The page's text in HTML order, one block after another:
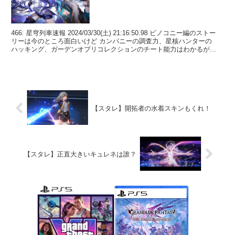
466: 星穹列車速報 2024/03/30(土) 21:16:50.98 ピノコニー編のストー
リーは今のところ面白いけど カンパニーの調査力、星核ハンターの
ハッキング、ガーデンオブリコレクションのチート能力はわかるが
【スタレ】開拓者の水着スキンもくれ！
【スタレ】正直大きいキュレネは誰？